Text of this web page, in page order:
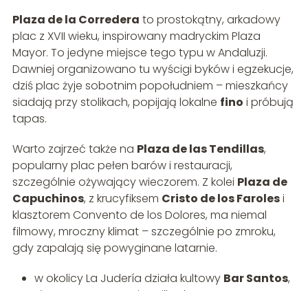
Plaza de la Corredera to prostokątny, arkadowy
plac z XVII wieku, inspirowany madryckim Plaza
Mayor. To jedyne miejsce tego typu w Andaluzji.
Dawniej organizowano tu wyścigi byków i egzekucje,
dziś plac żyje sobotnim popołudniem – mieszkańcy
siadają przy stolikach, popijają lokalne fino i próbują
tapas.
Warto zajrzeć także na Plaza de las Tendillas,
popularny plac pełen barów i restauracji,
szczególnie ożywający wieczorem. Z kolei Plaza de
Capuchinos, z krucyfiksem Cristo de los Farolesi
klasztorem Convento de los Dolores, ma niemal
filmowy, mroczny klimat – szczególnie po zmroku,
gdy zapalają się powyginane latarnie.
w okolicy La Judería działa kultowy Bar Santos,